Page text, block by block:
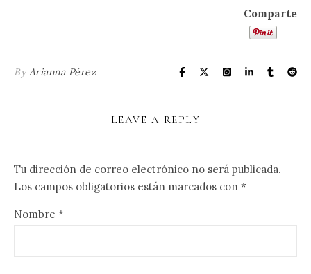
Comparte
ByArianna Pérez
LEAVE A REPLY
Tu dirección de correo electrónico no será publicada.
Los campos obligatorios están marcados con *
Nombre *